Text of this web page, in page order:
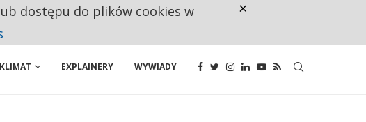
EXPLAINERY WYWIADY
dostępu do plików cookies w
×